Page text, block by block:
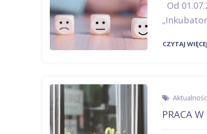
Od
CZYTAJ WIĘCEJ
PRACA